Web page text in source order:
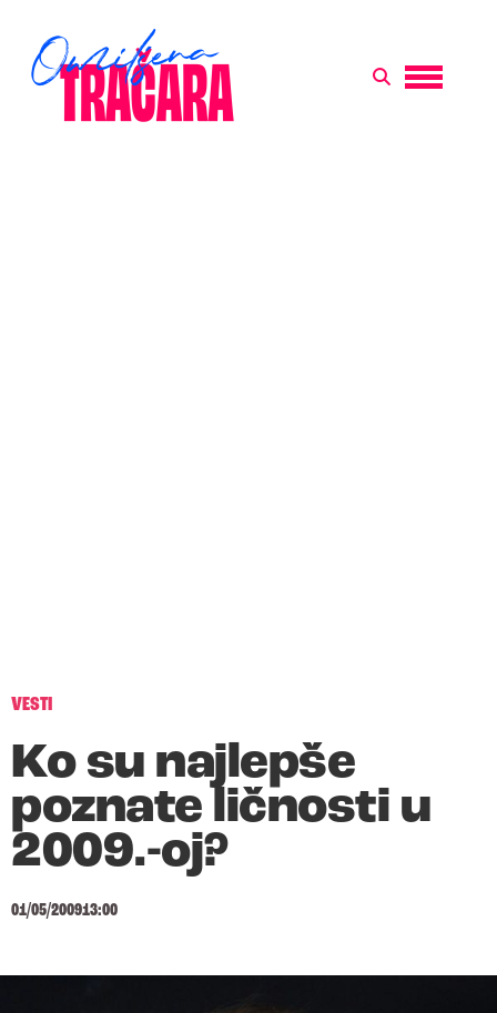
VESTI
Ko su najlepše
poznate ličnosti u
2009.-oj?
01/05/200913:00